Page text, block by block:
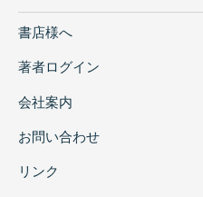
書店様へ
著者ログイン
会社案内
お問い合わせ
リンク